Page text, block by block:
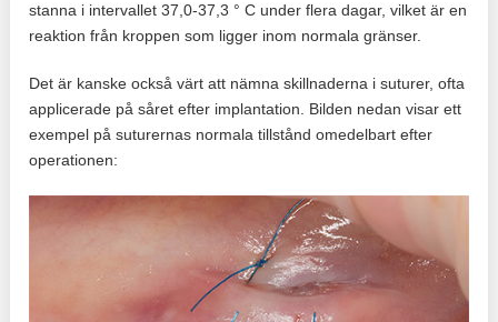
stanna i intervallet 37,0-37,3 ° C under flera dagar, vilket är en
reaktion från kroppen som ligger inom normala gränser.
Det är kanske också värt att nämna skillnaderna i suturer, ofta
applicerade på såret efter implantation. Bilden nedan visar ett
exempel på suturernas normala tillstånd omedelbart efter
operationen: